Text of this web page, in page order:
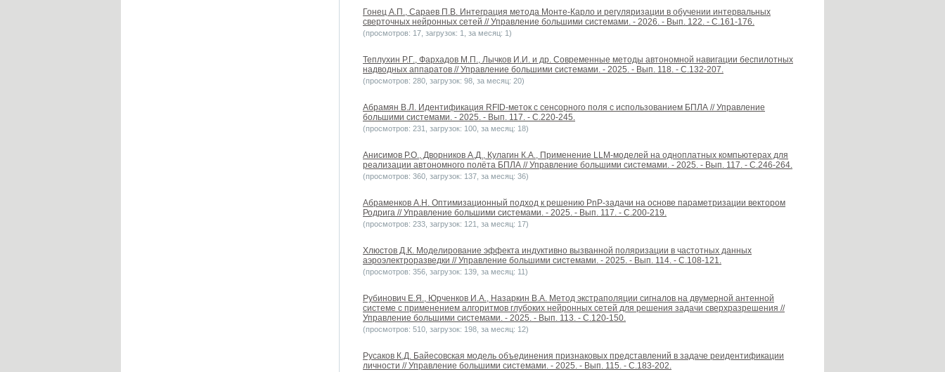
Гонец А.П., Сараев П.В. Интеграция метода Монте-Карло и регуляризации в обучении интервальных
сверточных нейронных сетей // Управление большими системами. - 2026. - Вып. 122. - С.161-176.
(просмотров: 17, загрузок: 1, за месяц: 1)
Теплухин Р.Г., Фархадов М.П., Лычков И.И. и др. Современные методы автономной навигации беспилотных
надводных аппаратов // Управление большими системами. - 2025. - Вып. 118. - С.132-207.
(просмотров: 280, загрузок: 98, за месяц: 20)
Абрамян В.Л. Идентификация RFID-меток с сенсорного поля с использованием БПЛА // Управление
большими системами. - 2025. - Вып. 117. - С.220-245.
(просмотров: 231, загрузок: 100, за месяц: 18)
Анисимов Р.О., Дворников А.Д., Кулагин К.А., Применение LLM-моделей на одноплатных компьютерах для
реализации автономного полёта БПЛА // Управление большими системами. - 2025. - Вып. 117. - С.246-264.
(просмотров: 360, загрузок: 137, за месяц: 36)
Абраменков А.Н. Оптимизационный подход к решению PnP-задачи на основе параметризации вектором
Родрига // Управление большими системами. - 2025. - Вып. 117. - С.200-219.
(просмотров: 233, загрузок: 121, за месяц: 17)
Хлюстов Д.К. Моделирование эффекта индуктивно вызванной поляризации в частотных данных
аэроэлектроразведки // Управление большими системами. - 2025. - Вып. 114. - С.108-121.
(просмотров: 356, загрузок: 139, за месяц: 11)
Рубинович Е.Я., Юрченков И.А., Назаркин В.А. Метод экстраполяции сигналов на двумерной антенной
системе с применением алгоритмов глубоких нейронных сетей для решения задачи сверхразрешения //
Управление большими системами. - 2025. - Вып. 113. - С.120-150.
(просмотров: 510, загрузок: 198, за месяц: 12)
Русаков К.Д. Байесовская модель объединения признаковых представлений в задаче реидентификации
личности // Управление большими системами. - 2025. - Вып. 115. - С.183-202.